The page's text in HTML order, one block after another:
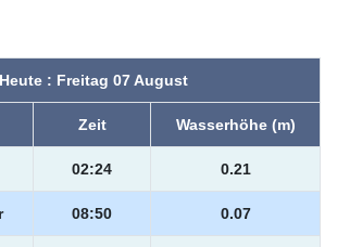
Heute : Freitag 07 August
Zeit Wasserhöhe (m)
02:24 0.21
08:50 0.07